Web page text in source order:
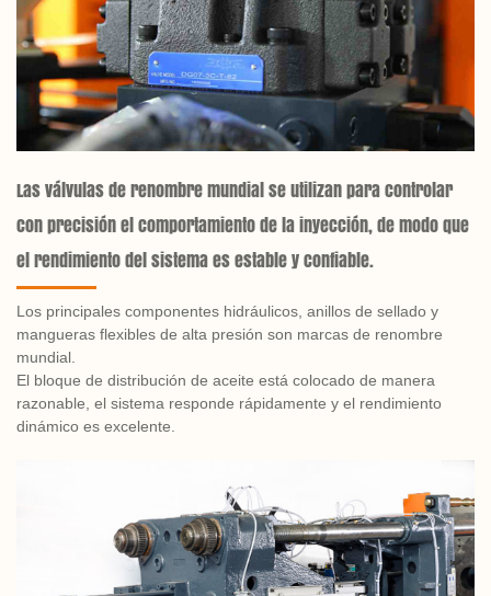
Las válvulas de renombre mundial se utilizan para controlar
con precisión el comportamiento de la inyección, de modo que
el rendimiento del sistema es estable y confiable.
Los principales componentes hidráulicos, anillos de sellado y
mangueras flexibles de alta presión son marcas de renombre
mundial.
El bloque de distribución de aceite está colocado de manera
razonable, el sistema responde rápidamente y el rendimiento
dinámico es excelente.